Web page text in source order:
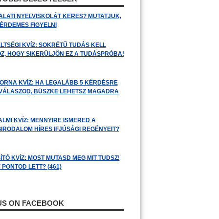
NYELVISKOLÁT KERES? MUTATJUK,
FIGYELNI
KVÍZ: SOKRÉTŰ TUDÁS KELL
HOGY SIKERÜLJÖN EZ A TUDÁSPRÓBA!
KVÍZ: HA LEGALÁBB 5 KÉRDÉSRE
BÜSZKE LEHETSZ MAGADRA
KVÍZ: MENNYIRE ISMERED A
HÍRES IFJÚSÁGI REGÉNYEIT?
KVÍZ: MOST MUTASD MEG MIT TUDSZ!
LETT? (461)
ON FACEBOOK